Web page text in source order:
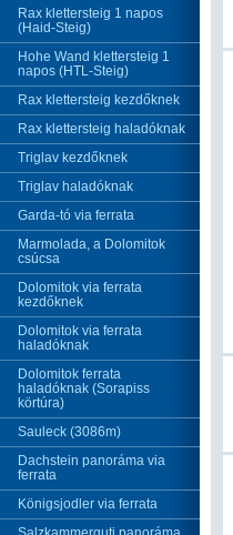
Rax klettersteig 1 napos
(Haid-Steig)
Hohe Wand klettersteig 1
napos (HTL-Steig)
Rax klettersteig kezdőknek
Rax klettersteig haladóknak
Triglav kezdőknek
Triglav haladóknak
Garda-tó via ferrata
Marmolada, a Dolomitok
csúcsa
Dolomitok via ferrata
kezdőknek
Dolomitok via ferrata
haladóknak
Dolomitok ferrata
haladóknak (Sorapiss
körtúra)
Sauleck (3086m)
Dachstein panoráma via
ferrata
Königsjodler via ferrata